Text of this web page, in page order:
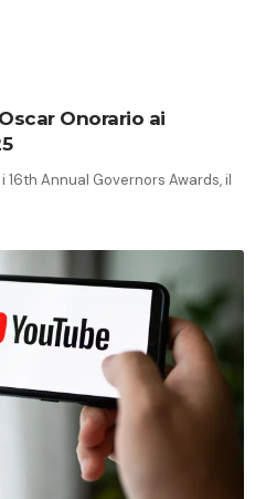
Onorario ai
Annual Governors Awards, il